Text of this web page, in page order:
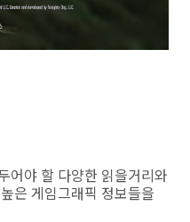
어야 할 다양한 읽을거리와
은 게임그래픽 정보들을